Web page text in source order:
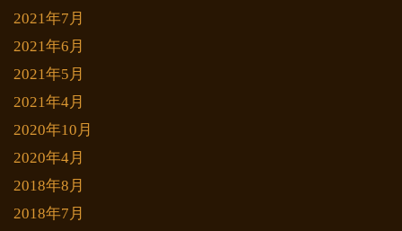
2021年7月
2021年6月
2021年5月
2021年4月
2020年10月
2020年4月
2018年8月
2018年7月